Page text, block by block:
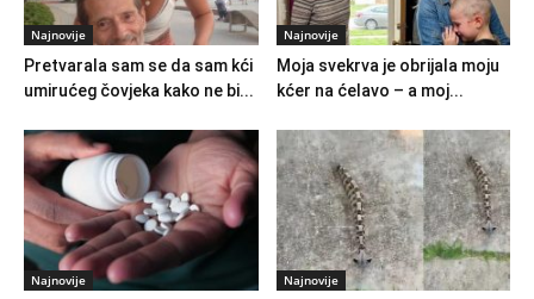
Najnovije
Pretvarala sam se da sam kći
umirućeg čovjeka kako ne bi...
Najnovije
Moja svekrva je obrijala moju
kćer na ćelavo – a moj...
Najnovije Najnovije